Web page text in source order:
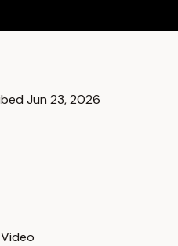
Jun 23, 2026